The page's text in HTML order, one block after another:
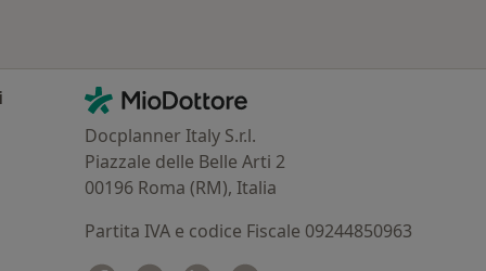
Contatti
MioDottore - Homepage
Docplanner Italy S.r.l.
Piazzale delle Belle Arti 2
00196 Roma (RM), Italia
Partita IVA e codice Fiscale 09244850963